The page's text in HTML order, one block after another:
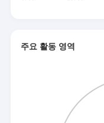
주요 활동 영역